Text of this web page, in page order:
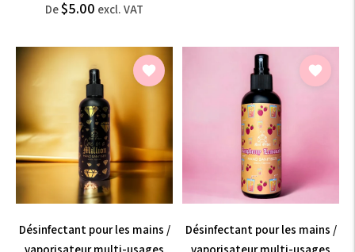
Prix
De$5.00 excl. VAT
VAT
VAT
Désinfectant pour les mains /
Désinfectant pour les mains /